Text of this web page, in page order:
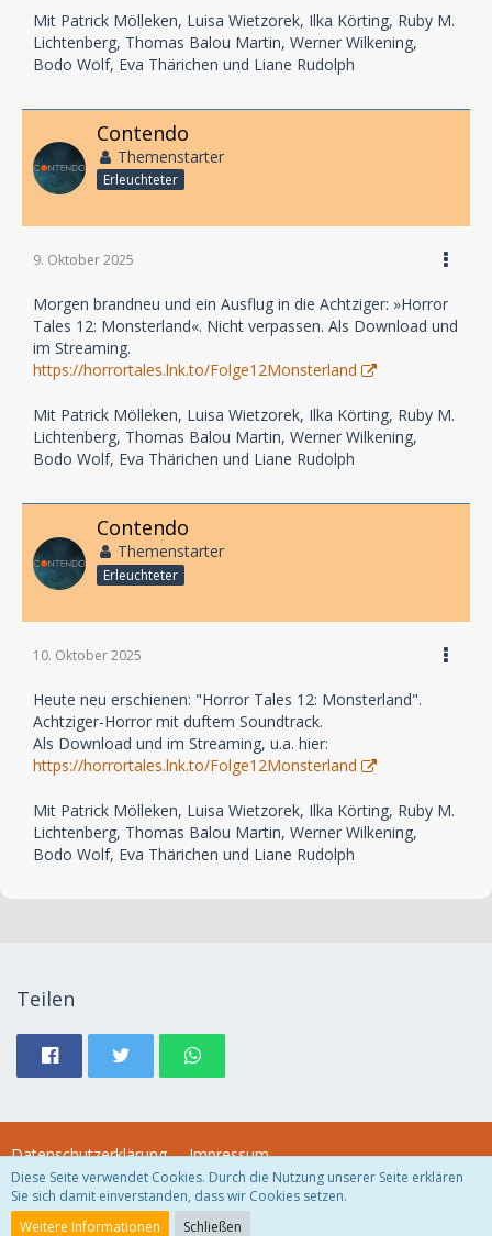
Mit Patrick Mölleken, Luisa Wietzorek, Ilka Körting, Ruby M.
Lichtenberg, Thomas Balou Martin, Werner Wilkening,
Bodo Wolf, Eva Thärichen und Liane Rudolph
Contendo
Themenstarter
Erleuchteter
9. Oktober 2025
Morgen brandneu und ein Ausflug in die Achtziger: »Horror
Tales 12: Monsterland«. Nicht verpassen. Als Download und
im Streaming.
https://horrortales.lnk.to/Folge12Monsterland
Mit Patrick Mölleken, Luisa Wietzorek, Ilka Körting, Ruby M.
Lichtenberg, Thomas Balou Martin, Werner Wilkening,
Bodo Wolf, Eva Thärichen und Liane Rudolph
Contendo
Themenstarter
Erleuchteter
10. Oktober 2025
Heute neu erschienen: "Horror Tales 12: Monsterland".
Achtziger-Horror mit duftem Soundtrack.
Als Download und im Streaming, u.a. hier:
https://horrortales.lnk.to/Folge12Monsterland
Mit Patrick Mölleken, Luisa Wietzorek, Ilka Körting, Ruby M.
Lichtenberg, Thomas Balou Martin, Werner Wilkening,
Bodo Wolf, Eva Thärichen und Liane Rudolph
Teilen
Datenschutzerklärung Impressum
Community-Software:
Diese Seite verwendet Cookies. Durch die Nutzung unserer Seite erklären
Sie sich damit einverstanden, dass wir Cookies setzen.
Weitere Informationen
Schließen